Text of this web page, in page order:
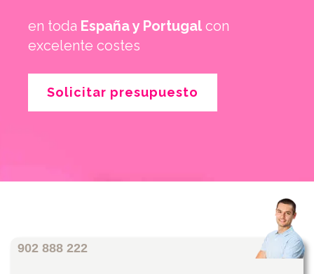
en toda España y Portugal con
excelente costes
Solicitar presupuesto
902 888 222